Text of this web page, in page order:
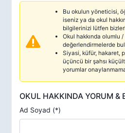
Bu okulun yöneticisi,
iseniz ya da okul
bilgilerinizi lütfen
Okul hakkında olumlu
değerlendirmelerde
Siyasi, küfür, hakaret,
üçüncü bir şahsı
yorumlar
OKUL HAKKINDA YORUM &
Ad Soyad (*)